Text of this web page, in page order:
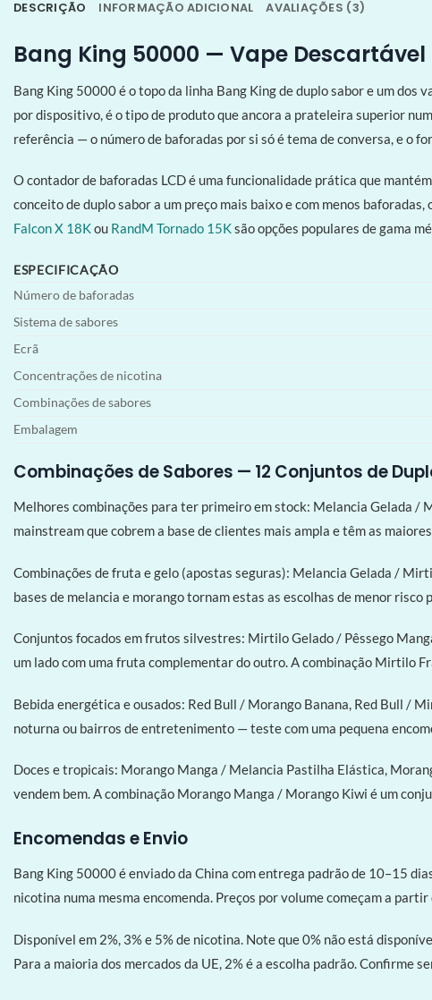
DESCRIÇÃO INFORMAÇÃO ADICIONAL AVALIAÇÕES (3)
Bang King 50000 — Vape
Bang King 50000 é o topo da linha Bang King de duplo sabor e um
por dispositivo, é o tipo de produto que ancora a prateleira superior
referência — o número de baforadas por si só é tema de conversa, e o
O contador de baforadas LCD é uma funcionalidade prática que
conceito de duplo sabor a um preço mais baixo e com menos baforadas,
Falcon X 18Kou RandM Tornado 15Ksão opções populares de gama
ESPECIFICAÇÃO
Número de baforadas
Sistema de sabores
Ecrã
Concentrações de nicotina
Combinações de sabores
Embalagem
Combinações de Sabores — 12 Conjuntos de
Melhores combinações para ter primeiro em stock: Melancia Gelada
mainstream que cobrem a base de clientes mais ampla e têm as
Combinações de fruta e gelo (apostas seguras): Melancia Gelada /
bases de melancia e morango tornam estas as escolhas de menor
Conjuntos focados em frutos silvestres: Mirtilo Gelado / Pêssego
um lado com uma fruta complementar do outro. A combinação Mirtilo
Bebida energética e ousados: Red Bull / Morango Banana, Red Bull /
noturna ou bairros de entretenimento — teste com uma pequena
Doces e tropicais: Morango Manga / Melancia Pastilha Elástica,
vendem bem. A combinação Morango Manga / Morango Kiwi é um
Encomendas e Envio
Bang King 50000 é enviado da China com entrega padrão de 10–15
nicotina numa mesma encomenda. Preços por volume começam a
Disponível em 2%, 3% e 5% de nicotina. Note que 0% não está
Para a maioria dos mercados da UE, 2% é a escolha padrão. Confirme